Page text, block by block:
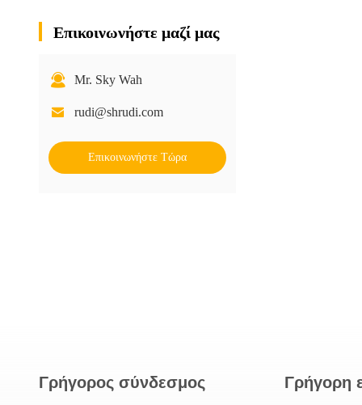
Επικοινωνήστε μαζί μας
Mr. Sky Wah
rudi@shrudi.com
Επικοινωνήστε Τώρα
Γρήγορος σύνδεσμος Γρήγορη